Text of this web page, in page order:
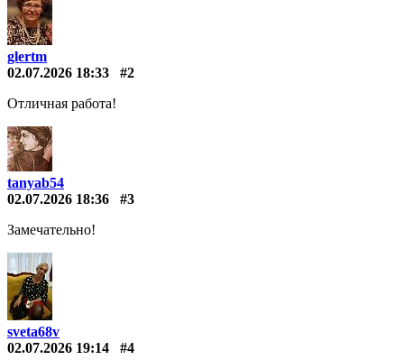
glertm
02.07.2026 18:33
#2
Отличная работа!
tanyab54
02.07.2026 18:36
#3
Замечательно!
sveta68v
02.07.2026 19:14
#4